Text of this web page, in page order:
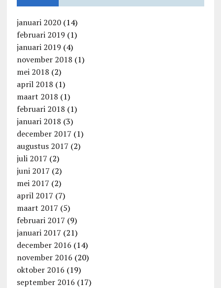
januari 2020(14)
februari 2019 (1)
januari 2019 (4)
november 2018 (1)
mei 2018 (2)
april 2018 (1)
maart 2018 (1)
februari 2018 (1)
januari 2018 (3)
december 2017 (1)
augustus 2017 (2)
juli 2017 (2)
juni 2017 (2)
mei 2017 (2)
april 2017 (7)
maart 2017 (5)
februari 2017 (9)
januari 2017 (21)
december 2016 (14)
november 2016 (20)
oktober 2016 (19)
september 2016 (17)